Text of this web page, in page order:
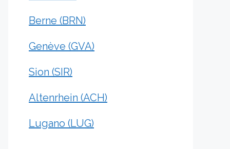
Berne (BRN)
Genève (GVA)
Sion (SIR)
Altenrhein (ACH)
Lugano (LUG)